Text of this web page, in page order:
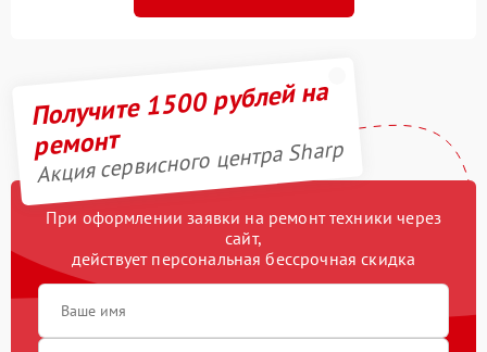
Получите 1500 рублей на
ремонт
Акция сервисного центра Sharp
При оформлении заявки на ремонт техники через
сайт,
действует персональная бессрочная скидка